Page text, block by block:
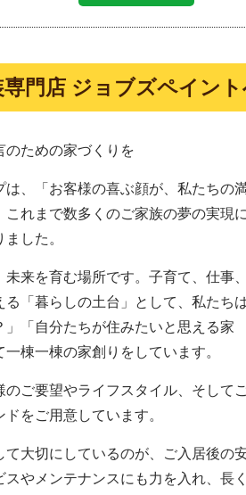
門店 ジョブズペイン
のための家づくりを
、「お客様の喜ぶ顔が、私たちの
れまで数多くのご家族の夢の実現に
した。
来を育む場所です。子育て、仕事、
「暮らしの土台」として、私たち
「自分たちが住みたいと思える家
棟一棟の家創りをしています。
ご要望やライフスタイル、そして
をご用意しています。
て大切にしているのが、ご入居後の
やメンテナンスにも力を入れ、長く